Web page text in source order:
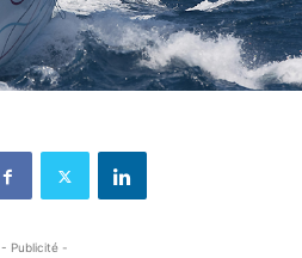
- Publicité -